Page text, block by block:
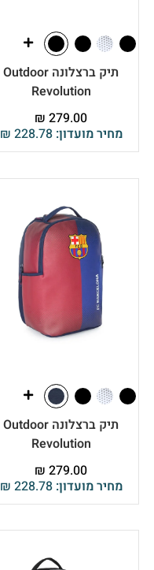
תיק ברצלונה Outdoor
Revolution
מחיר מועדון: ₪ 228.78
₪ 279.00
תיק ברצלונה Outdoor
Revolution
מחיר מועדון: ₪ 228.78
₪ 279.00